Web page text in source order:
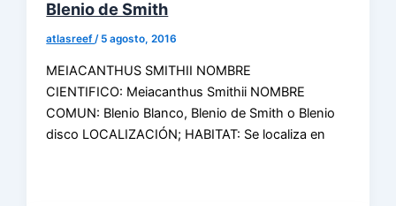
Blenio de Smith
atlasreef/ 5 agosto, 2016
MEIACANTHUS SMITHII NOMBRE
CIENTIFICO: Meiacanthus Smithii NOMBRE
COMUN: Blenio Blanco, Blenio de Smith o Blenio
disco LOCALIZACIÓN; HABITAT: Se localiza en